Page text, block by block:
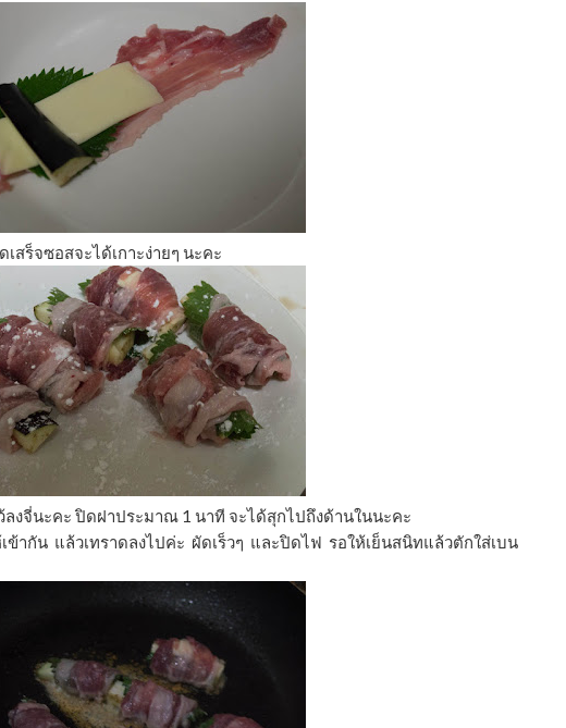
สร็จซอสจะได้เกาะง่ายๆ นะคะ
ลงจี่นะคะ ปิดฝาประมาณ 1 นาที จะได้สุกไปถึงด้านในนะคะ
ากัน แล้วเทราดลงไปค่ะ ผัดเร็วๆ และปิดไฟ รอให้เย็นสนิทแล้วตักใส่เบน